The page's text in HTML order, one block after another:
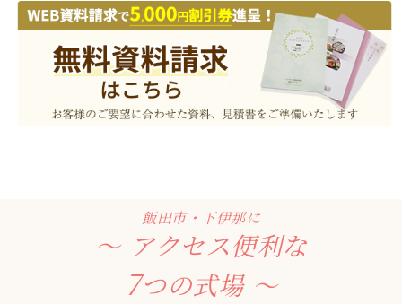
飯田市・下伊那に
アクセス便利な
7つの式場